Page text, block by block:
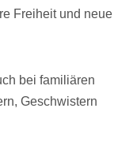
Freiheit und neue
bei familiären
Geschwistern